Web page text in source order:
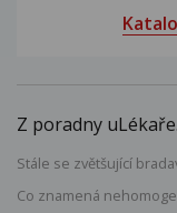
Z poradny
Stále se zvětšující
Co znamená